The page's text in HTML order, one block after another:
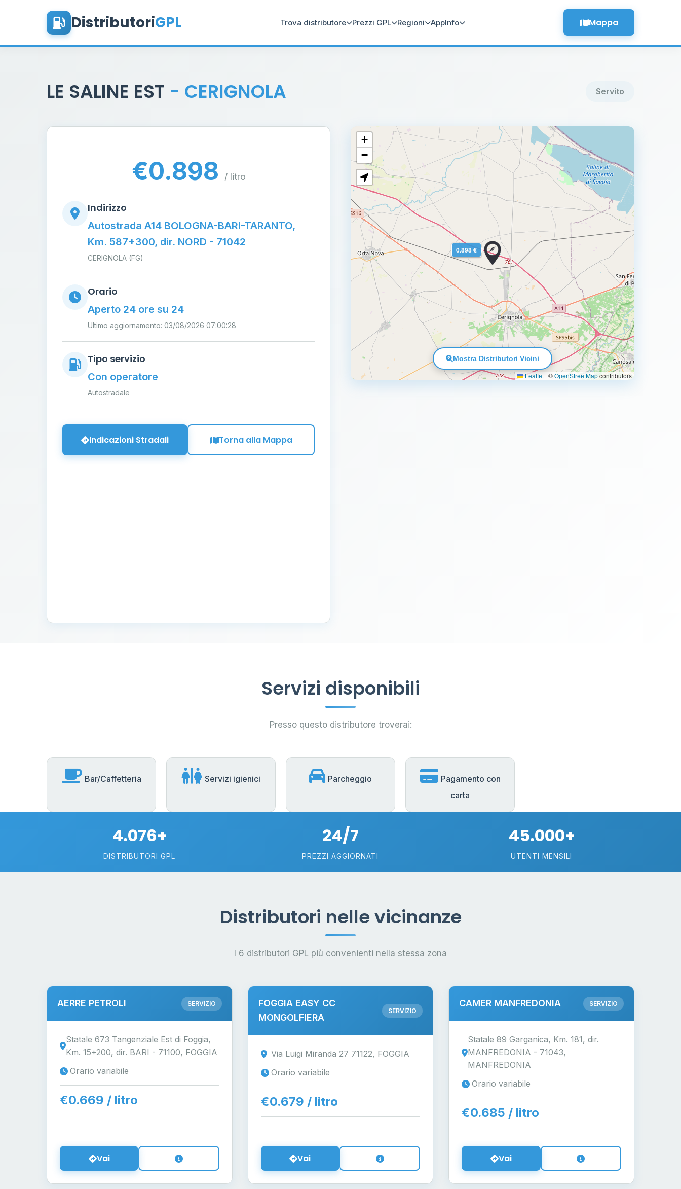
DistributoriGPL Trova distributore Prezzi GPL Regioni AppInfo Mappa
LE SALINE EST - CERIGNOLA Servito
€0.898 / litro
Indirizzo
Autostrada A14 BOLOGNA-BARI-TARANTO,
Km. 587+300, dir. NORD - 71042
CERIGNOLA (FG)
Orario
Aperto 24 ore su 24
Ultimo aggiornamento: 03/08/2026 07:00:28
Tipo servizio
Con operatore
Autostradale
Indicazioni Stradali Torna alla Mappa
0.898 €
+
−
Leaflet | ©OpenStreetMapcontributors
Mostra Distributori Vicini
Servizi disponibili
Presso questo distributore troverai:
Bar/Caffetteria Servizi igienici Parcheggio
Pagamento con
carta
4.076+
DISTRIBUTORI GPL
24/7
PREZZI AGGIORNATI
45.000+
UTENTI MENSILI
Distributori nelle vicinanze
I 6 distributori GPL più convenienti nella stessa zona
AERRE PETROLI SERVIZIO
Statale 673 Tangenziale Est di Foggia,
Km. 15+200, dir. BARI - 71100, FOGGIA
Orario variabile
€0.669 / litro
Vai
FOGGIA EASY CC
MONGOLFIERA
SERVIZIO
Via Luigi Miranda 27 71122, FOGGIA
Orario variabile
€0.679 / litro
Vai
CAMER MANFREDONIA SERVIZIO
Statale 89 Garganica, Km. 181, dir.
MANFREDONIA - 71043,
MANFREDONIA
Orario variabile
€0.685 / litro
Vai